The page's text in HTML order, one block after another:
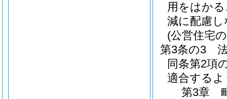
用をはか
減に配慮
(公営住宅
第3条の3
同条第2項
適合する
第3章